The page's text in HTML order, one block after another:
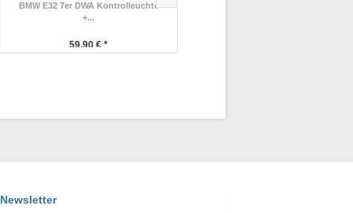
BMW E32 7er DWA Kontrolleuchte
+...
59,90 € *
Newsletter